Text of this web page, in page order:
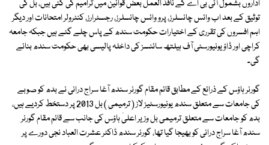
اداروں بشمول آئی بی اے کے نافذ العمل بعض قوانین میں ترامیم کی گئی ہیں، بل کی
توثیق کے بعد اب وائس چانسلرز، پرو وائس چانسلرز، رجسٹرارز، کنٹرولر امتحانات اور دیگر
اہم افسروں کی تقرری کے اختیارات حکومت سندھ کے پاس چلے گئے ہیں جبکہ جامعہ
کراچی اور ڈاؤ یونیورسٹی آف ہیلتھ سائنسز کی داخلہ پالیسی بھی حکومت سندھ بنائے
گی۔
گورنر ہاؤس کے ذرائع کے مطابق قائم مقام گورنر سندھ آغا سراج درانی نے بدھ کو صوبے
کی جامعات سے متعلق سندھ یونیورسٹیز لاز ( ترمیمی ) بل 2013 پر دستخط کردیے ہیں،
بدھ کو جامعات سے متعلق ترمیمی بل وزیر اعلیٰ ہاؤس کی جانب سے قائم مقام گورنر
سندھ آغا سراج درانی کو بھیجا گیا تھا، گورنر سندھ ڈاکٹر عشرت العباد نجی دورے پر